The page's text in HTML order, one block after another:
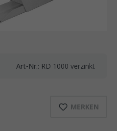
Art-Nr.: RD 1000 verzinkt
MERKEN